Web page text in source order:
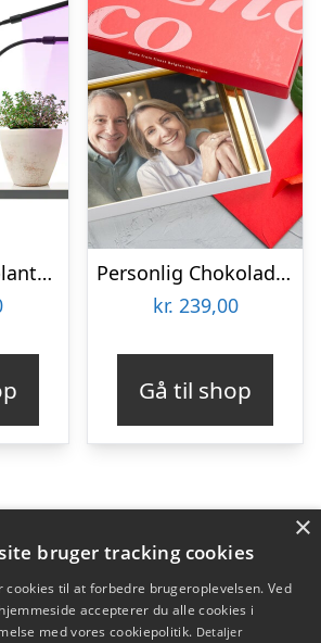
Fleksibel LED-plantelampe – KitchPro
Personlig Chokoladeplade med Billede
kr. 239,00
Gå til shop
×
bruger tracking cookies
cookies til at forbedre brugeroplevelsen. Ved
accepterer du alle cookies i
med vores cookiepolitik. Detaljer